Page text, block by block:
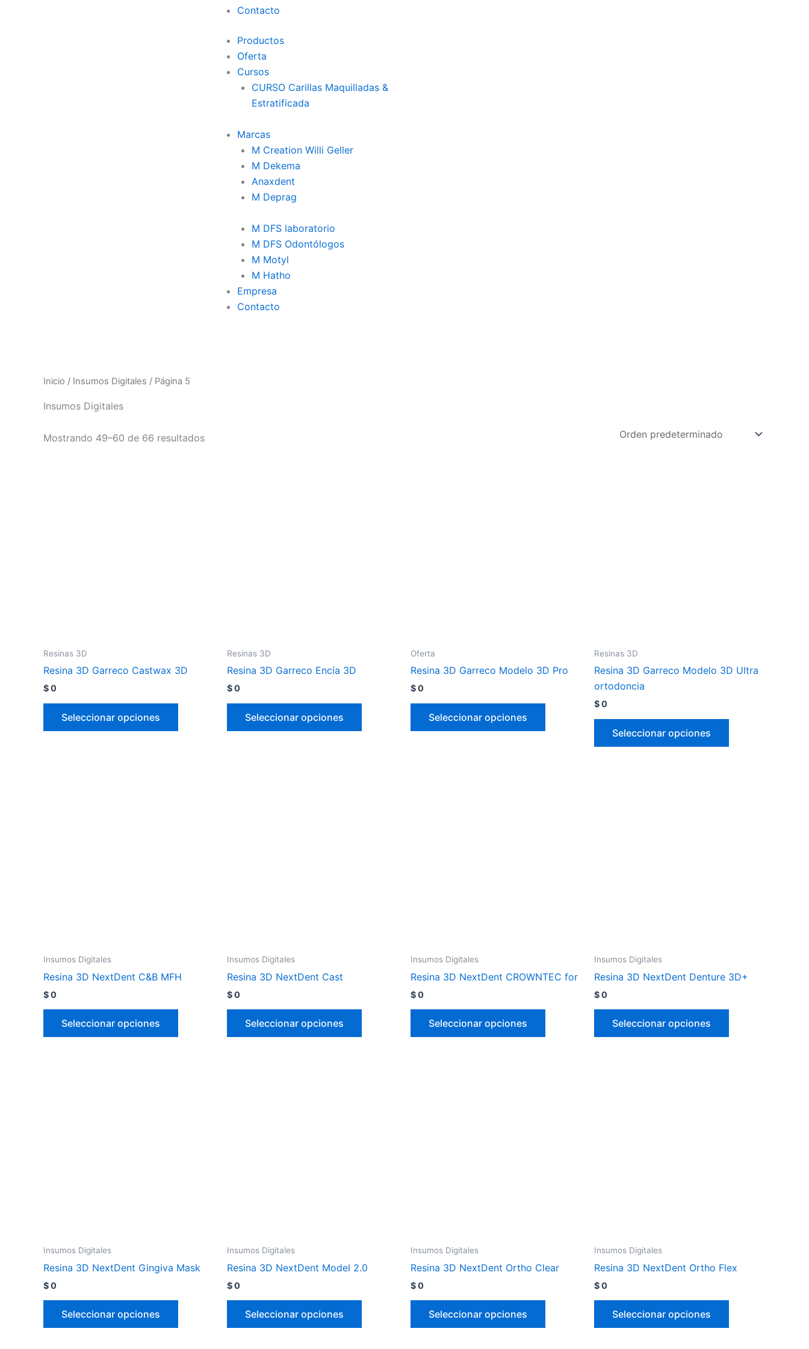
Contacto
Productos
Oferta
Cursos
CURSO Carillas Maquilladas &
Estratificada
Marcas
M Creation Willi Geller
M Dekema
Anaxdent
M Deprag
M DFS laboratorio
M DFS Odontólogos
M Motyl
M Hatho
Empresa
Contacto
Inicio / Insumos Digitales / Página 5
Insumos Digitales
Mostrando 49–60 de 66 resultados
Resinas 3D
Resina 3D Garreco Castwax 3D
$0
Seleccionar opciones
Resinas 3D
Resina 3D Garreco Encía 3D
$0
Seleccionar opciones
Oferta
Resina 3D Garreco Modelo 3D Pro
$0
Seleccionar opciones
Resinas 3D
Resina 3D Garreco Modelo 3D Ultra
ortodoncia
$0
Seleccionar opciones
Insumos Digitales
Resina 3D NextDent C&B MFH
$0
Seleccionar opciones
Insumos Digitales
Resina 3D NextDent Cast
$0
Seleccionar opciones
Insumos Digitales
Resina 3D NextDent CROWNTEC for
$0
Seleccionar opciones
Insumos Digitales
Resina 3D NextDent Denture 3D+
$0
Seleccionar opciones
Insumos Digitales
Resina 3D NextDent Gingiva Mask
$0
Seleccionar opciones
Insumos Digitales
Resina 3D NextDent Model 2.0
$0
Seleccionar opciones
Insumos Digitales
Resina 3D NextDent Ortho Clear
$0
Seleccionar opciones
Insumos Digitales
Resina 3D NextDent Ortho Flex
$0
Seleccionar opciones